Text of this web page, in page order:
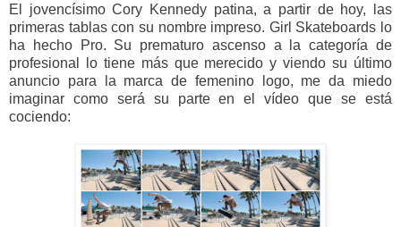
El jovencísimo Cory Kennedy patina, a partir de hoy, las
primeras tablas con su nombre impreso. Girl Skateboards lo
ha hecho Pro. Su prematuro ascenso a la categoría de
profesional lo tiene más que merecido y viendo su último
anuncio para la marca de femenino logo, me da miedo
imaginar como será su parte en el vídeo que se está
cociendo: